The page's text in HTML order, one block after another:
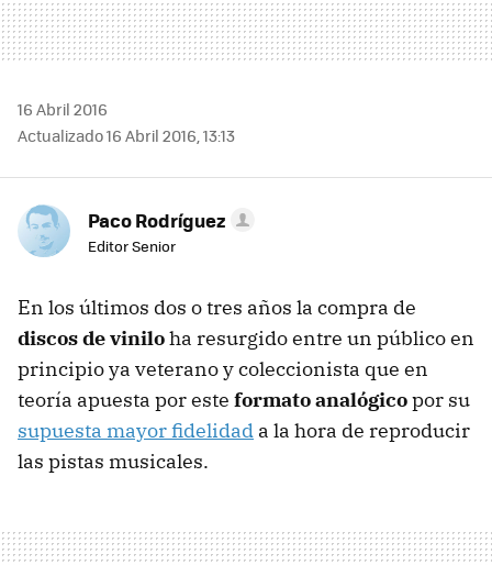
16 Abril 2016
Actualizado 16 Abril 2016, 13:13
Paco Rodríguez
Editor Senior
En los últimos dos o tres años la compra de
discos de viniloha resurgido entre un público en
principio ya veterano y coleccionista que en
teoría apuesta por este formato analógicopor su
supuesta mayor fidelidad a la hora de reproducir
las pistas musicales.